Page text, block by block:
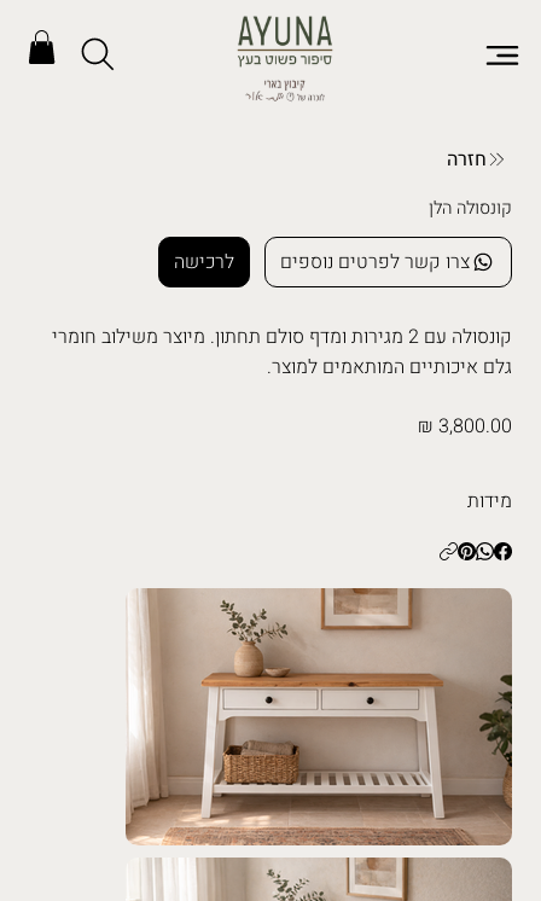
חזרה
קונסולה הלן
לרכישה צרו קשר לפרטים נוספים
קונסולה עם 2 מגירות ומדף סולם תחתון. מיוצר משילוב חומרי
גלם איכותיים המותאמים למוצר.
3,800.00 ₪
מידות